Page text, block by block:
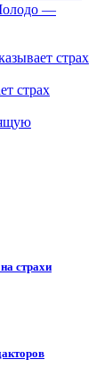
—
страх
страхи